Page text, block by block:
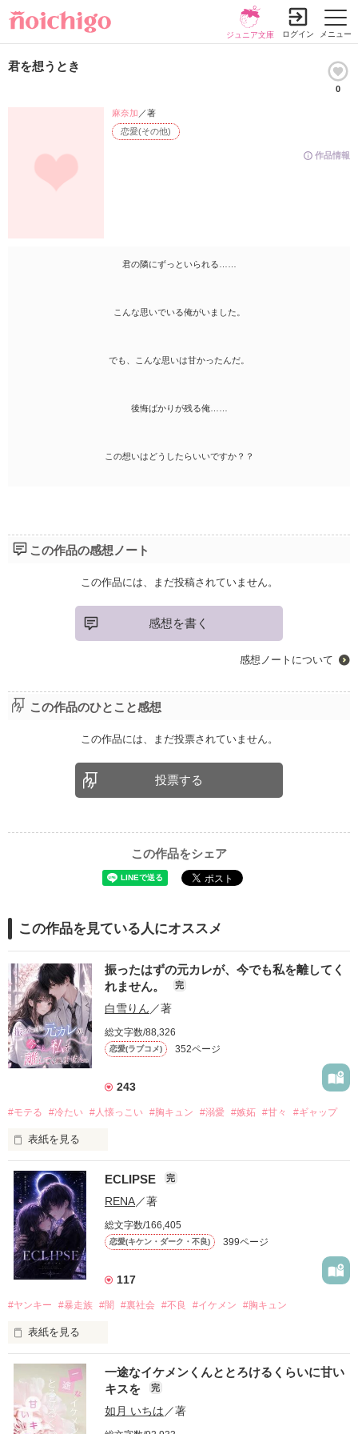
メニュー
ジュニア文庫 ログイン
君を想うとき
0
作品情報
恋愛(その他)
麻奈加 ／著
君の隣にずっといられる……
こんな思いでいる俺がいました。
でも、こんな思いは甘かったんだ。
後悔ばかりが残る俺……
この想いはどうしたらいいですか？？
この作品の感想ノート
この作品には、まだ投稿されていません。
感想を書く
感想ノートについて
この作品のひとこと感想
この作品には、まだ投票されていません。
投票する
この作品をシェア
この作品を見ている人にオススメ
振ったはずの元カレが、今でも私を離してく
れません。
完
白雪りん ／著
総文字数/88,326
恋愛(ラブコメ) 352ページ
243
#モテる #冷たい #人懐っこい #胸キュン #溺愛 #嫉妬 #甘々 #ギャップ
表紙を見る
「好きだったから、別れを選んだ。」
モテる人を好きになるのが怖かった。
だから私は、中学時代に大好きだった彼を自分から振った。
もう会うことはないと思っていたのに、
高校生になって再会した彼は、隣の学校で”王子様”と呼ばれる
他の女の子には冷たいのに
私にだけ昔と変わらない笑顔を向けてくる。
「澪ちゃん。」
それは止まっていた恋が再び動き始める合図──。
ECLIPSE 完
RENA／著
総文字数/166,405
恋愛(キケン・ダーク・不良) 399ページ
117
#ヤンキー #暴走族 #闇 #裏社会 #不良 #イケメン #胸キュン
表紙を見る
表紙画像はAIです
作品を読む
一途なイケメンくんととろけるくらいに甘い
キスを
完
如月 いちは ／著